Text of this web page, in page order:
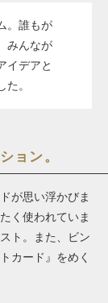
。誰もが
みんなが
イデアと
。
ョン。
が思い浮かびま
く使われていま
ト。また、ビン
カード』をめく